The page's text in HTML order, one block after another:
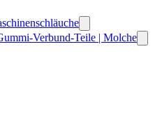
Verbund-Teile | Molche